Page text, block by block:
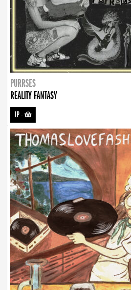
PURRSES
REALITY FANTASY
LP-